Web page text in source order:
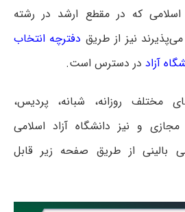
اسلامی که در مقطع ارشد در رشته
نیز از طریق دفترچه انتخاب
آزاد در دسترس است.
مختلف روزانه، شبانه، پردیس،
مجازی و نیز دانشگاه آزاد اسلامی
بالینی از طریق صفحه زیر قابل